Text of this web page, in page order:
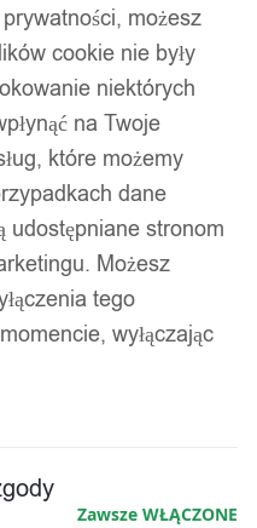
możesz
cookie nie były
niektórych
na Twoje
które możemy
dane
udostępniane stronom
Możesz
tego
wyłączając
Zawsze WŁĄCZONE